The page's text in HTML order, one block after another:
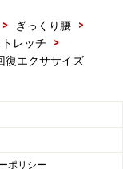
> ぎっくり腰
>
レッチ
>
復エクササイズ
ポリシー